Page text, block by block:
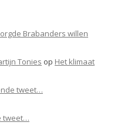
Brabanders willen
Tonies op Het klimaat
tweet…
tweet…